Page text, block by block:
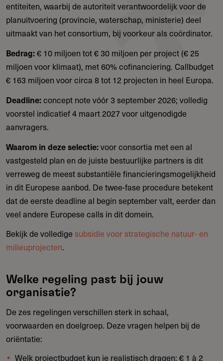
entiteiten, waarbij de autoriteit verantwoordelijk voor de
planuitvoering (provincie, waterschap, ministerie) deel
uitmaakt van het consortium, bij voorkeur als coördinator.
Bedrag:€ 10 miljoen tot € 30 miljoen per project (€ 25
miljoen voor klimaat), met 60% cofinanciering. Callbudget
€ 163 miljoen voor circa 8 tot 12 projecten in heel Europa.
Deadline:concept note vóór 3 september 2026; volledig
voorstel indicatief 4 maart 2027 voor uitgenodigde
aanvragers.
Waarom in deze selectie:voor consortia met een al
vastgesteld plan en de juiste bestuurlijke partners is dit
verreweg de meest substantiële financieringsmogelijkheid
in dit Europese aanbod. De twee-fase procedure betekent
dat de eerste deadline al begin september valt, eerder dan
veel andere Europese calls in dit domein.
Bekijk de volledige subsidie voor strategische natuur- en
milieuprojecten.
Welke regeling past bij jouw
organisatie?
De zes regelingen verschillen sterk in schaal,
voorwaarden en doelgroep. Deze vragen helpen bij de
oriëntatie:
Welk projectbudget kun je realistisch dragen: € 1 à 2